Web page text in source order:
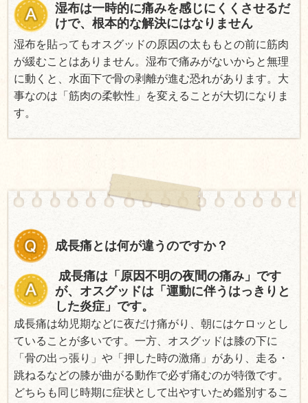
湿布は一時的に痛みを感じにくくさせるだ
けで、根本的な解決にはなりません
湿布を貼ってもオスグッドの原因の太ももとの前に筋肉
が緩むことはありません。湿布で痛みがないからと無理
に動くと、水面下で骨の剥離が進む恐れがあります。大
事なのは「筋肉の柔軟性」を変えることが大切になりま
す。
成長痛とは何が違うのですか？
成長痛は「原因不明の夜間の痛み」です
が、オスグッドは「運動に伴うはっきりと
した炎症」です。
成長痛は幼児期などに夜だけ痛がり、朝にはケロッとし
ていることが多いです。一方、オスグッドは膝の下に
「骨の出っ張り」や「押した時の激痛」があり、走る・
跳ねるなどの膝が曲がる動作で必ず痛むのが特徴です。
どちらも同じ時期に症状として出やすいため鑑別するこ